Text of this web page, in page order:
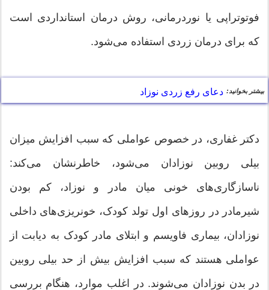
فوتوتراپی یا نوردرمانی، روش درمان استانداردی است
که برای درمان زردی استفاده می‌شود.
بیشتر بخوانید: دعای رفع زردی نوزاد
دکتر غفاری، در خصوص عواملی که سبب افزایش میزان
بیلی روبین نوزادان می‌شود، خاطرنشان می‌کند:
ناسازگاری‌های خونی میان مادر و نوزاد، کم بودن
شیرمادر در روز‌های اول تولد کودک، خونریزی‌های داخلی
نوزادان، بیماری فاویسم و ابتلای مادر کودک به دیابت از
عواملی هستند که سبب افزایش بیش از حد بیلی روبین
در بدن نوزادان می‌شوند. در اغلب موارد، هنگام بررسی